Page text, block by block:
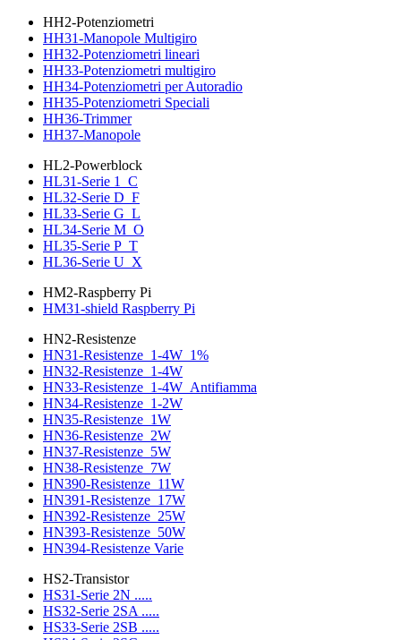
HH2-Potenziometri
HH31-Manopole Multigiro
HH32-Potenziometri lineari
HH33-Potenziometri multigiro
HH34-Potenziometri per Autoradio
HH35-Potenziometri Speciali
HH36-Trimmer
HH37-Manopole
HL2-Powerblock
HL31-Serie 1_C
HL32-Serie D_F
HL33-Serie G_L
HL34-Serie M_O
HL35-Serie P_T
HL36-Serie U_X
HM2-Raspberry Pi
HM31-shield Raspberry Pi
HN2-Resistenze
HN31-Resistenze_1-4W_1%
HN32-Resistenze_1-4W
HN33-Resistenze_1-4W_Antifiamma
HN34-Resistenze_1-2W
HN35-Resistenze_1W
HN36-Resistenze_2W
HN37-Resistenze_5W
HN38-Resistenze_7W
HN390-Resistenze_11W
HN391-Resistenze_17W
HN392-Resistenze_25W
HN393-Resistenze_50W
HN394-Resistenze Varie
HS2-Transistor
HS31-Serie 2N .....
HS32-Serie 2SA .....
HS33-Serie 2SB .....